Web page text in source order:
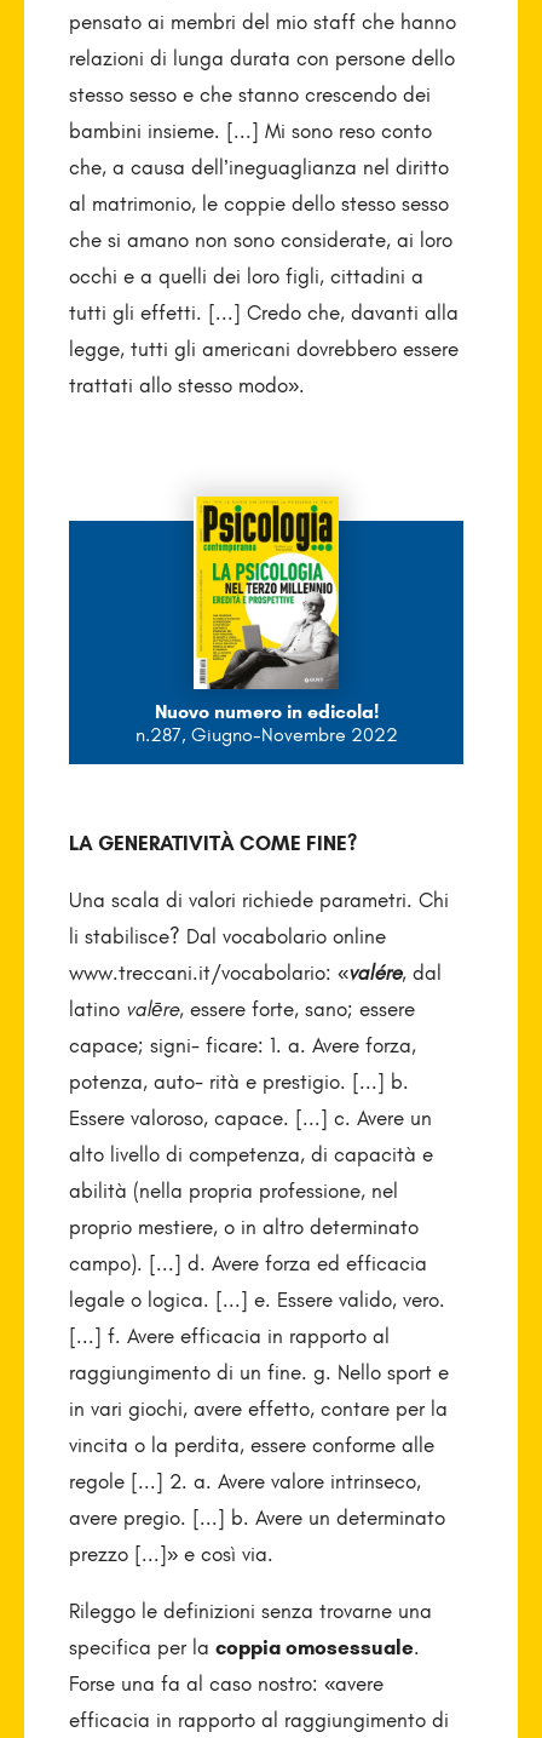
pensato ai membri del mio staff che hanno
relazioni di lunga durata con persone dello
stesso sesso e che stanno crescendo dei
bambini insieme. [...] Mi sono reso conto
che, a causa dell’ineguaglianza nel diritto
al matrimonio, le coppie dello stesso sesso
che si amano non sono considerate, ai loro
occhi e a quelli dei loro figli, cittadini a
tutti gli effetti. [...] Credo che, davanti alla
legge, tutti gli americani dovrebbero essere
trattati allo stesso modo».
Nuovo numero in edicola!
n.287, Giugno-Novembre 2022
LA GENERATIVITÀ COME FINE?
Una scala di valori richiede parametri. Chi
li stabilisce? Dal vocabolario online
www.treccani.it/vocabolario: «valére, dal
latino valēre, essere forte, sano; essere
capace; signi- ficare: 1. a. Avere forza,
potenza, auto- rità e prestigio. [...] b.
Essere valoroso, capace. [...] c. Avere un
alto livello di competenza, di capacità e
abilità (nella propria professione, nel
proprio mestiere, o in altro determinato
campo). [...] d. Avere forza ed efficacia
legale o logica. [...] e. Essere valido, vero.
[...] f. Avere efficacia in rapporto al
raggiungimento di un fine. g. Nello sport e
in vari giochi, avere effetto, contare per la
vincita o la perdita, essere conforme alle
regole [...] 2. a. Avere valore intrinseco,
avere pregio. [...] b. Avere un determinato
prezzo [...]» e così via.
Rileggo le definizioni senza trovarne una
specifica per la coppia omosessuale.
Forse una fa al caso nostro: «avere
efficacia in rapporto al raggiungimento di